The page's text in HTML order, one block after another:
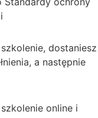
dostaniesz
a następnie
online i